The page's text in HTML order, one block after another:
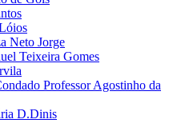
Neto Jorge
Teixeira Gomes
Professor Agostinho da
D.Dinis